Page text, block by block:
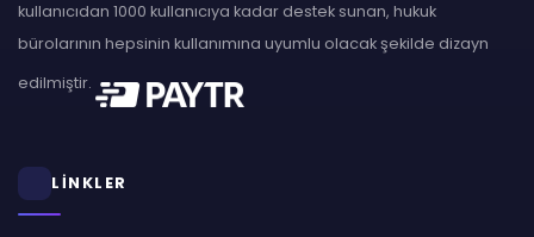
kullanıcıdan 1000 kullanıcıya kadar destek sunan, hukuk
bürolarının hepsinin kullanımına uyumlu olacak şekilde dizayn
edilmiştir.
LİNKLER